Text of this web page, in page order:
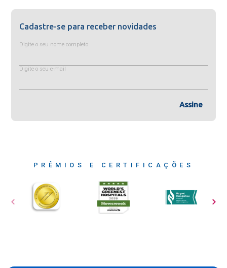
Cadastre-se para receber novidades
Digite o seu nome completo
Digite o seu e-mail
Assine
PRÊMIOS E CERTIFICAÇÕES